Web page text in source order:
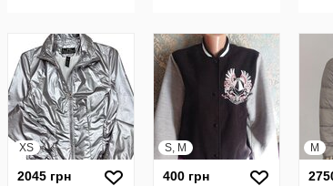
XS
2045 грн
S, M
400 грн
M